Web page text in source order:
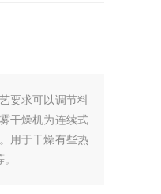
要求可以调节料
干燥机为连续式
用于干燥有些热